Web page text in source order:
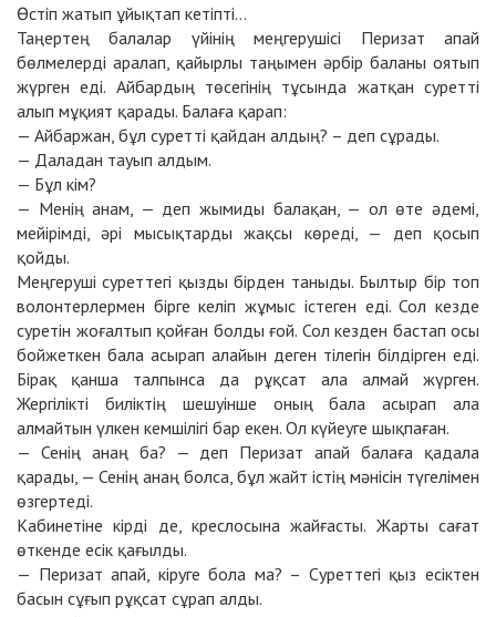
Өстіп жатып ұйықтап кетіпті…
Таңертең балалар үйінің меңгерушісі Перизат апай
бөлмелерді аралап, қайырлы таңымен әрбір баланы оятып
жүрген еді. Айбардың төсегінің тұсында жатқан суретті
алып мұқият қарады. Балаға қарап:
— Айбаржан, бұл суретті қайдан алдың? – деп сұрады.
— Даладан тауып алдым.
— Бұл кім?
— Менің анам, — деп жымиды балақан, — ол өте әдемі,
мейірімді, әрі мысықтарды жақсы көреді, — деп қосып
қойды.
Меңгеруші суреттегі қызды бірден таныды. Былтыр бір топ
волонтерлермен бірге келіп жұмыс істеген еді. Сол кезде
суретін жоғалтып қойған болды ғой. Сол кезден бастап осы
бойжеткен бала асырап алайын деген тілегін білдірген еді.
Бірақ қанша талпынса да рұқсат ала алмай жүрген.
Жергілікті биліктің шешуінше оның бала асырап ала
алмайтын үлкен кемшілігі бар екен. Ол күйеуге шықпаған.
— Сенің анаң ба? — деп Перизат апай балаға қадала
қарады, — Сенің анаң болса, бұл жайт істің мәнісін түгелімен
өзгертеді.
Кабинетіне кірді де, креслосына жайғасты. Жарты сағат
өткенде есік қағылды.
— Перизат апай, кіруге бола ма? – Суреттегі қыз есіктен
басын сұғып рұқсат сұрап алды.